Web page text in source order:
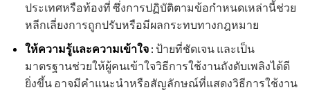
ประเทศหรือท้องที่ ซึ่งการปฏิบัติตามข้อกำหนดเหล่านี้ช่วย
หลีกเลี่ยงการถูกปรับหรือมีผลกระทบทางกฎหมาย
ให้ความรู้และความเข้าใจ : ป้ายที่ชัดเจน และเป็น
มาตรฐานช่วยให้ผู้คนเข้าใจวิธีการใช้งานถังดับเพลิงได้ดี
ยิ่งขึ้น อาจมีคำแนะนำหรือสัญลักษณ์ที่แสดงวิธีการใช้งาน